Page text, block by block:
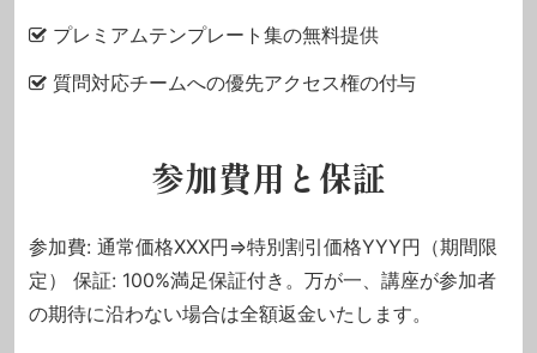
プレミアムテンプレート集の無料提供
質問対応チームへの優先アクセス権の付与
参加費用と保証
参加費: 通常価格XXX円⇒特別割引価格YYY円（期間限
定） 保証: 100%満足保証付き。万が一、講座が参加者
の期待に沿わない場合は全額返金いたします。